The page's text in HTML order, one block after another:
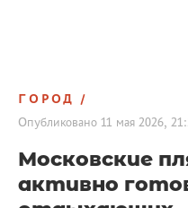
ГОРОД
Опубликовано 11 мая 2026,
Московские
активно